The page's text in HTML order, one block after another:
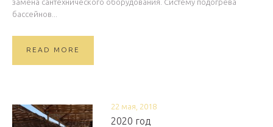
бассейнов...
READ MORE
22 мая, 2018
2020 год